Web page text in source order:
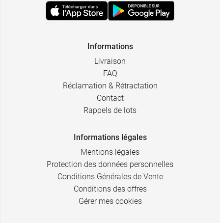
Informations
Livraison
FAQ
Réclamation & Rétractation
Contact
Rappels de lots
Informations légales
Mentions légales
Protection des données personnelles
Conditions Générales de Vente
Conditions des offres
Gérer mes cookies